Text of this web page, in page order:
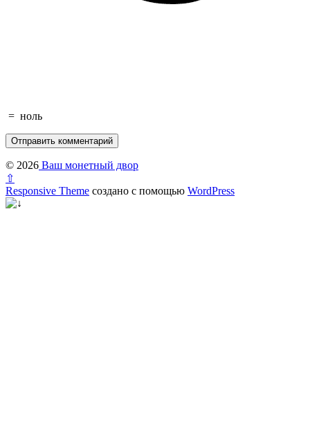
= ноль
© 2026 Ваш монетный двор
⇧
Responsive Theme создано с помощью WordPress